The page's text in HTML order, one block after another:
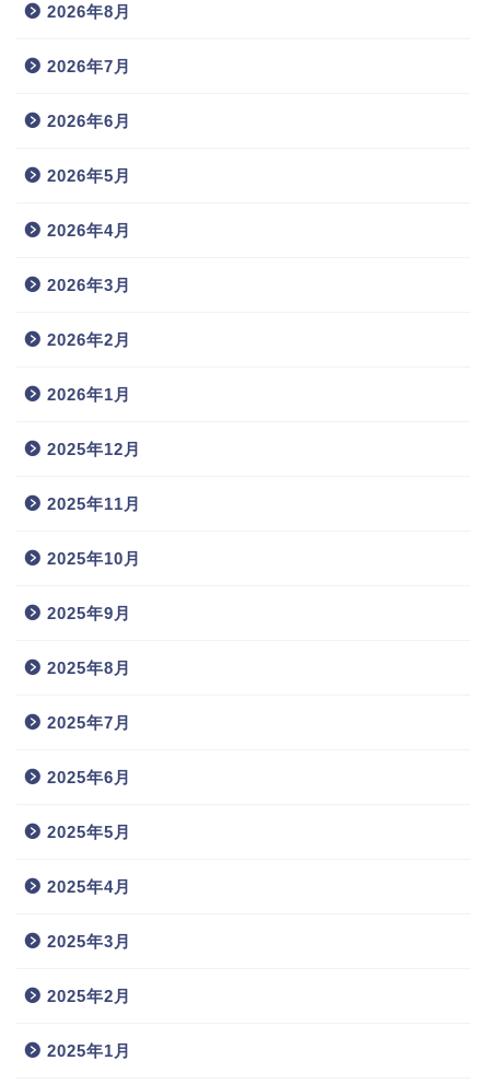
2026年8月
2026年7月
2026年6月
2026年5月
2026年4月
2026年3月
2026年2月
2026年1月
2025年12月
2025年11月
2025年10月
2025年9月
2025年8月
2025年7月
2025年6月
2025年5月
2025年4月
2025年3月
2025年2月
2025年1月